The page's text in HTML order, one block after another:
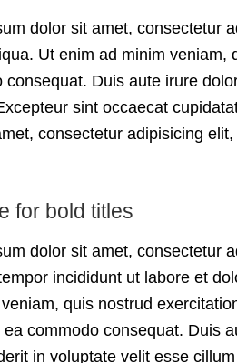
dolor sit amet, consectetur
Ut enim ad minim
consequat. Duis aute irure
sint occaecat
consectetur adipisicing
for bold titles
dolor sit amet, consectetur
incididunt ut labore et
quis nostrud
commodo consequat. Duis
in voluptate velit esse